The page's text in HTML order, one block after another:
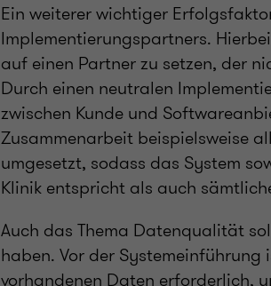
Ein weiterer wichtiger
Implementierungspartners.
auf einen Partner zu setzen, der
Durch einen neutralen
zwischen Kunde und
Zusammenarbeit beispielsweise
umgesetzt, sodass das System
Klinik entspricht als auch
Auch das Thema Datenqualität
haben. Vor der
vorhandenen Daten erforderlich,